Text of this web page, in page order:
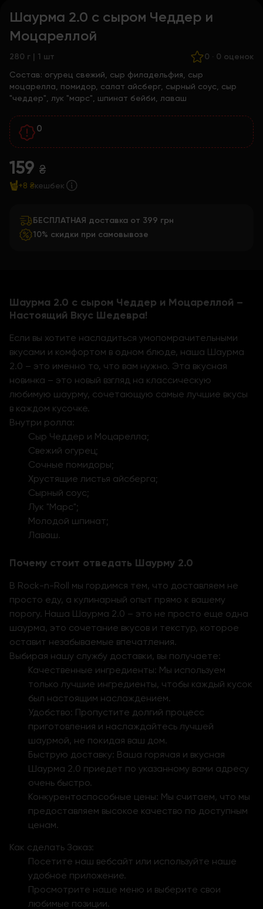
Шаурма 2.0 с сыром Чеддер и
Моцареллой
280 г | 1 шт 0 · 0 оценок
Состав: огурец свежий, сыр филадельфия, сыр
моцарелла, помидор, салат айсберг, сырный соус, сыр
"чеддер", лук "марс", шпинат бейби, лаваш
0
159 ₴
+8 ₴кешбек
БЕСПЛАТНАЯ доставка от 399 грн
10% скидки при самовывозе
Шаурма 2.0 с сыром Чеддер и Моцареллой –
Настоящий Вкус Шедевра!
Если вы хотите насладиться умопомрачительными
вкусами и комфортом в одном блюде, наша Шаурма
2.0 – это именно то, что вам нужно. Эта вкусная
новинка – это новый взгляд на классическую
любимую шаурму, сочетающую самые лучшие вкусы
в каждом кусочке.
Внутри ролла:
Сыр Чеддер и Моцарелла;
Свежий огурец;
Сочные помидоры;
Хрустящие листья айсберга;
Сырный соус;
Лук "Марс";
Молодой шпинат;
Лаваш.
Почему стоит отведать Шаурму 2.0
В Rock-n-Roll мы гордимся тем, что доставляем не
просто еду, а кулинарный опыт прямо к вашему
порогу. Наша Шаурма 2.0 – это не просто еще одна
шаурма, это сочетание вкусов и текстур, которое
оставит незабываемые впечатления.
Выбирая нашу службу доставки, вы получаете:
Качественные ингредиенты: Мы используем
только лучшие ингредиенты, чтобы каждый кусок
был настоящим наслаждением.
Удобство: Пропустите долгий процесс
приготовления и наслаждайтесь лучшей
шаурмой, не покидая ваш дом.
Быструю доставку: Ваша горячая и вкусная
Шаурма 2.0 приедет по указанному вами адресу
очень быстро.
Конкурентоспособные цены: Мы считаем, что мы
предоставляем высокое качество по доступным
ценам.
Как сделать Заказ:
Посетите наш вебсайт или используйте наше
удобное приложение.
Просмотрите наше меню и выберите свои
любимые позиции.